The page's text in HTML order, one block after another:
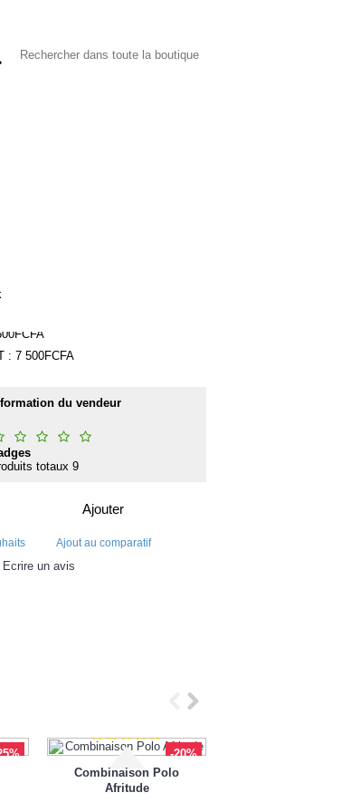
Nursery TWO
1 000FCFA
Ajouter
: 7 500FCFA
du vendeur
totaux 9
Ajouter
Ajout au comparatif
Écrire un avis
-20%
Combinaison Polo
Afritude